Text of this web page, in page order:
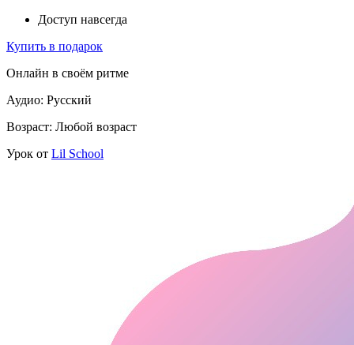
Доступ навсегда
Купить в подарок
Онлайн в своём ритме
Аудио: Русский
Возраст: Любой возраст
Урок от Lil School